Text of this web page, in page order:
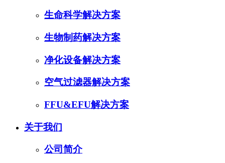
生命科学解决方案
生物制药解决方案
净化设备解决方案
空气过滤器解决方案
FFU&EFU解决方案
关于我们
公司简介